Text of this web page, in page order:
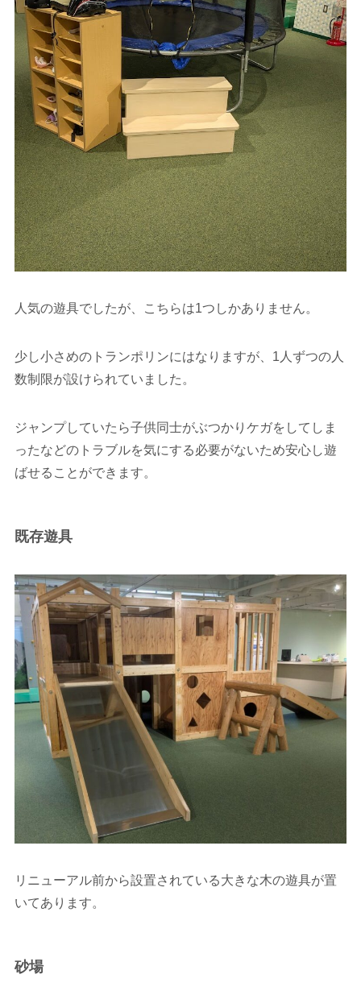
人気の遊具でしたが、こちらは1つしかありません。
少し小さめのトランポリンにはなりますが、1人ずつの人
数制限が設けられていました。
ジャンプしていたら子供同士がぶつかりケガをしてしま
ったなどのトラブルを気にする必要がないため安心し遊
ばせることができます。
既存遊具
リニューアル前から設置されている大きな木の遊具が置
いてあります。
砂場